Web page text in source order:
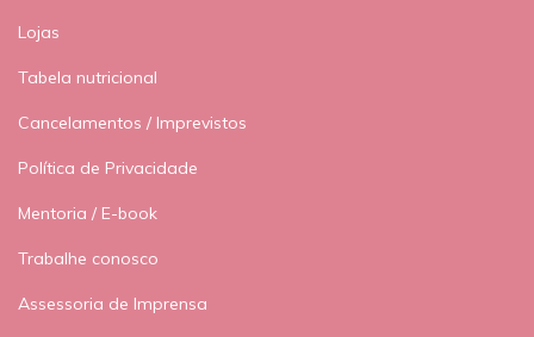
Lojas
Tabela nutricional
Cancelamentos / Imprevistos
Política de Privacidade
Mentoria / E-book
Trabalhe conosco
Assessoria de Imprensa